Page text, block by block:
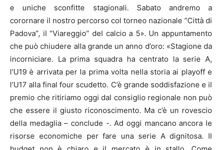
e uniche sconfitte stagionali. Sabato andremo a
corornare il nostro percorso col torneo nazionale “Città di
Padova”, il “Viareggio” del calcio a 5». Un appuntamento
che può chiudere alla grande un anno d’oro: «Stagione da
incorniciare. La prima squadra ha centrato la serie A,
l’U19 è arrivata per la prima volta nella storia ai playoff e
l’U17 alla final four scudetto. C’è grande soddisfazione e il
premio che ritiriamo oggi dal consiglio regionale non può
che essere il giusto riconoscimento. Ma c’è un rovescio
della medaglia – conclude -. Ad oggi mancano ancora le
risorse economiche per fare una serie A dignitosa. Il